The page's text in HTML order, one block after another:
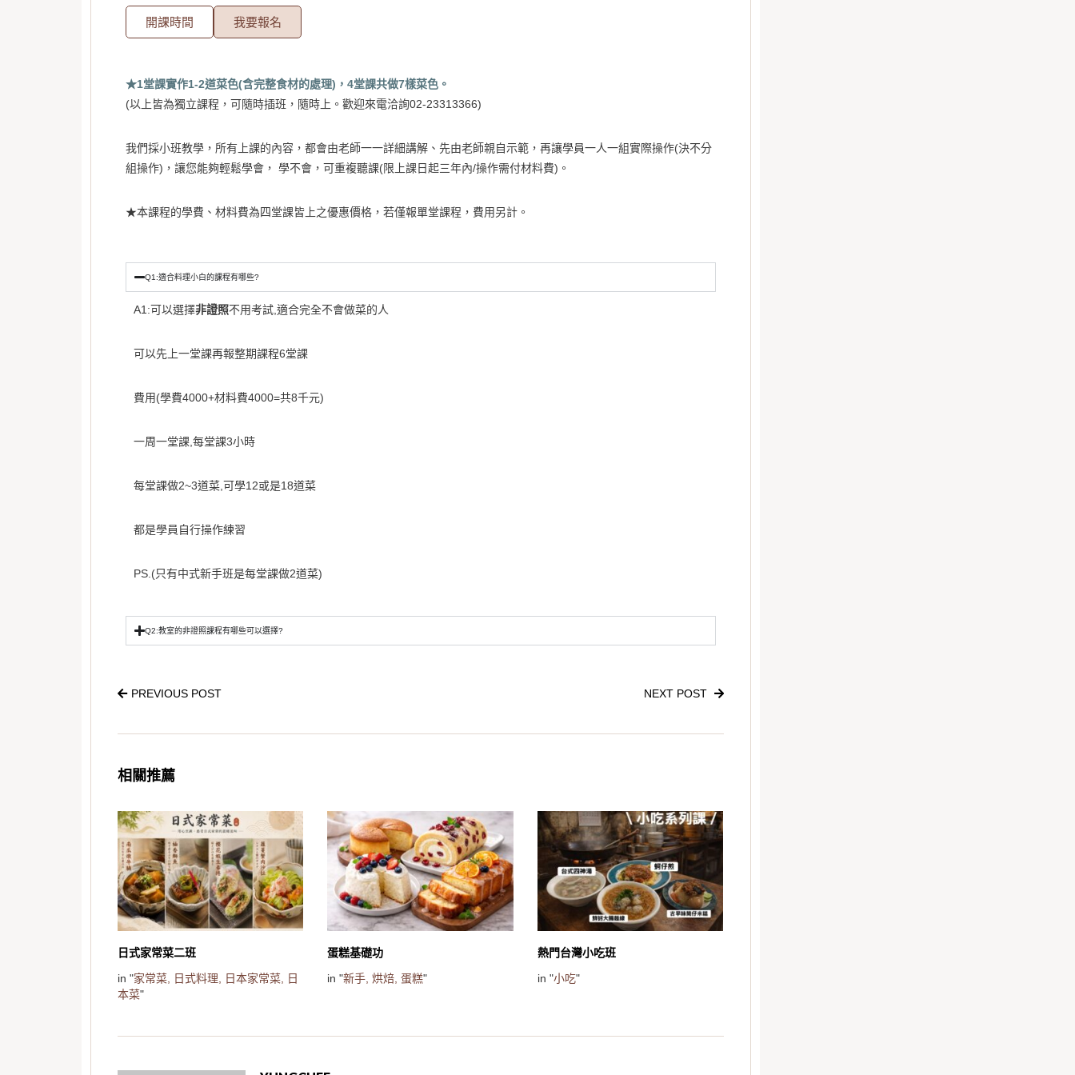
開課時間 我要報名
★1堂課實作1-2道菜色(含完整食材的處理)，4堂課共做7樣菜色。
(以上皆為獨立課程，可隨時插班，隨時上。歡迎來電洽詢02-23313366)
我們採小班教學，所有上課的內容，都會由老師一一詳細講解、先由老師親自示範，再讓學員一人一組實際操作(決不分
組操作)，讓您能夠輕鬆學會， 學不會，可重複聽課(限上課日起三年內/操作需付材料費)。
★本課程的學費、材料費為四堂課皆上之優惠價格，若僅報單堂課程，費用另計。
Q1:適合料理小白的課程有哪些?
A1:可以選擇非證照不用考試,適合完全不會做菜的人
可以先上一堂課再報整期課程6堂課
費用(學費4000+材料費4000=共8千元)
一周一堂課,每堂課3小時
每堂課做2~3道菜,可學12或是18道菜
都是學員自行操作練習
PS.(只有中式新手班是每堂課做2道菜)
Q2:教室的非證照課程有哪些可以選擇?
PREVIOUS POST NEXT POST
相關推薦
日式家常菜二班
in "家常菜, 日式料理, 日本家常菜,
日
本菜"
蛋糕基礎功
in "新手,烘焙,蛋糕"
熱門台灣小吃班
in "小吃"